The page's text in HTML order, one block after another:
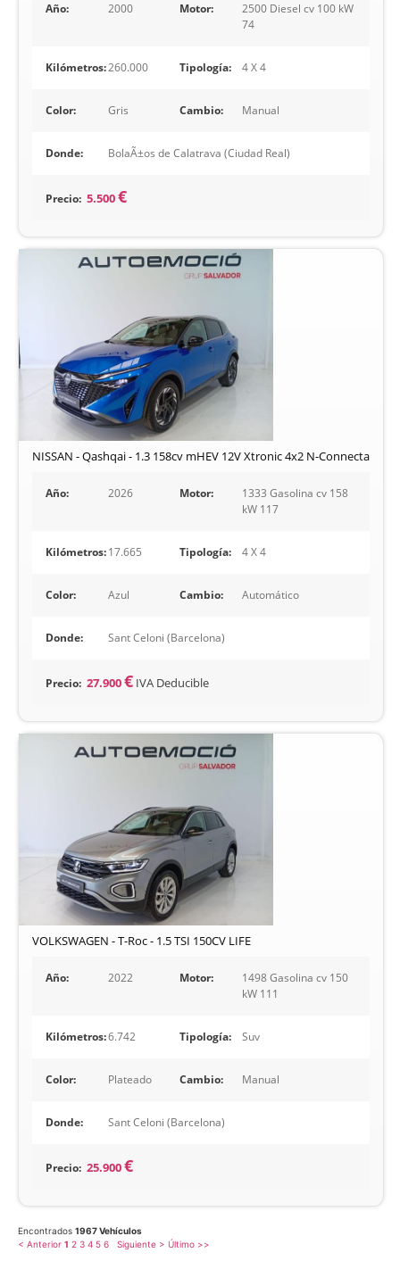
Año: 2000 Motor:
2500 Diesel cv 100 kW
74
Kilómetros:260.000 Tipología: 4 X 4
Color: Gris Cambio: Manual
Donde: BolaÃ±os de Calatrava (Ciudad Real)
Precio: 5.500€
NISSAN - Qashqai - 1.3 158cv mHEV 12V Xtronic 4x2 N-Connecta
Año: 2026 Motor:
1333 Gasolina cv 158
kW 117
Kilómetros:17.665 Tipología: 4 X 4
Color: Azul Cambio: Automático
Donde: Sant Celoni (Barcelona)
Precio: 27.900€ IVA Deducible
VOLKSWAGEN - T-Roc - 1.5 TSI 150CV LIFE
Año: 2022 Motor:
1498 Gasolina cv 150
kW 111
Kilómetros:6.742 Tipología: Suv
Color: Plateado Cambio: Manual
Donde: Sant Celoni (Barcelona)
Precio: 25.900€
Encontrados 1967 Vehículos
< Anterior 1 2 3 4 5 6 Siguiente > Último >>